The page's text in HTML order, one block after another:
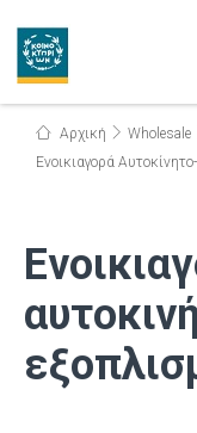
Αρχική Wholesale
Ενοικιαγορά